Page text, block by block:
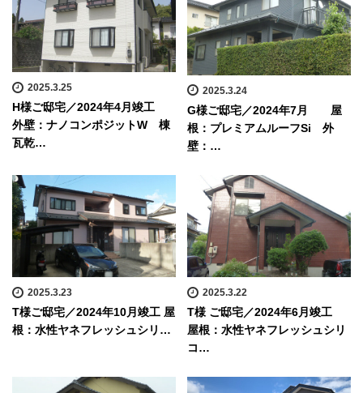
2025.3.25
H様ご邸宅／2024年4月竣工
外壁：ナノコンポジットW 棟
瓦乾…
2025.3.24
G様ご邸宅／2024年7月 屋
根：プレミアムルーフSi 外
壁：…
2025.3.23
T様ご邸宅／2024年10月竣工 屋
根：水性ヤネフレッシュシリ…
2025.3.22
T様 ご邸宅／2024年6月竣工
屋根：水性ヤネフレッシュシリ
コ…